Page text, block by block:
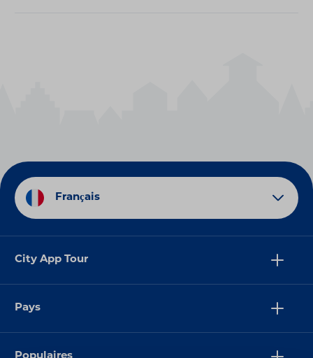
Français
City App Tour
Pays